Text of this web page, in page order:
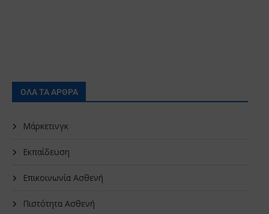
ΟΛΑ ΤΑ ΑΡΘΡΑ
Μάρκετινγκ
Εκπαίδευση
Επικοινωνία Ασθενή
Πιστότητα Ασθενή